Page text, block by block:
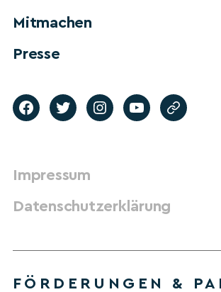
Mitmachen
Presse
Impressum
Datenschutzerklärung
FÖRDERUNGEN &